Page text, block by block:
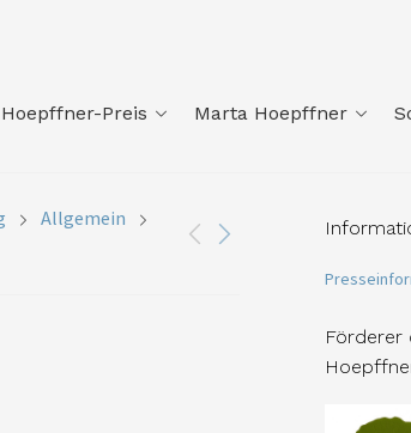
Hoepffner-Preis Marta Hoepffner
Allgemein
Förderer